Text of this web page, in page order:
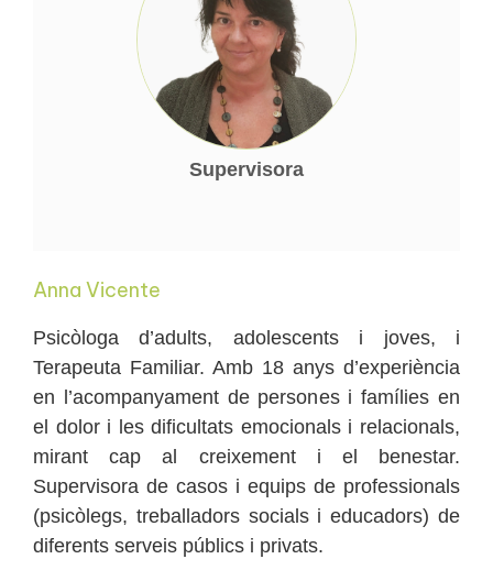
Supervisora
Anna Vicente
Psicòloga d’adults, adolescents i joves, i
Terapeuta Familiar. Amb 18 anys d’experiència
en l’acompanyament de persones i famílies en
el dolor i les dificultats emocionals i relacionals,
mirant cap al creixement i el benestar.
Supervisora de casos i equips de professionals
(psicòlegs, treballadors socials i educadors) de
diferents serveis públics i privats.